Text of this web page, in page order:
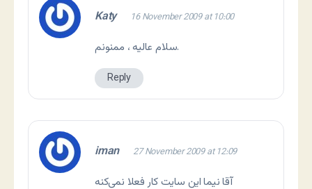
Katy 16 November 2009 at 10:00
سلام عالیه ، ممنونم.
Reply
iman 27 November 2009 at 12:09
آقا نیما این سایت کار فعلا نمی‌کنه